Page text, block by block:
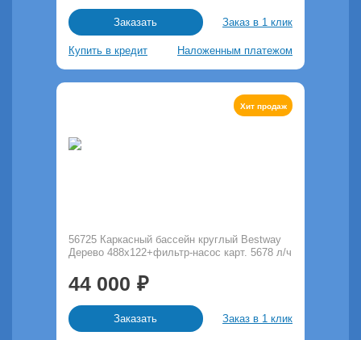
Заказать Заказ в 1 клик
Купить в кредит Наложенным платежом
Хит продаж
56725 Каркасный бассейн круглый Bestway
Дерево 488х122+фильтр-насос карт. 5678 л/ч
44 000
Заказать Заказ в 1 клик